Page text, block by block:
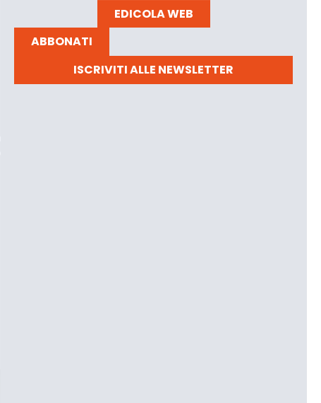
EDICOLA WEB
ABBONATI
ISCRIVITI ALLE NEWSLETTER